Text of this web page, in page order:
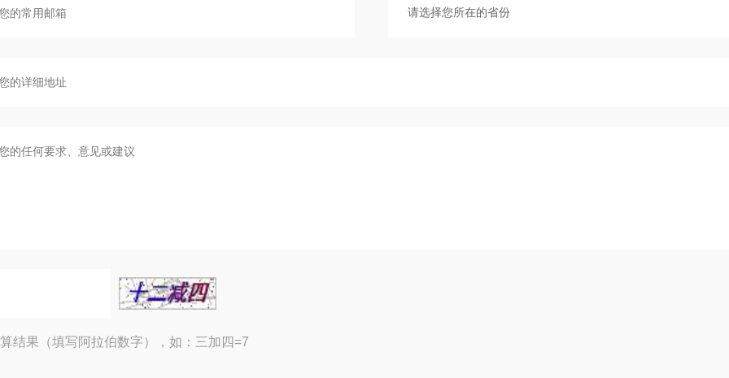
结果（填写阿拉伯数字），如：三加四=7